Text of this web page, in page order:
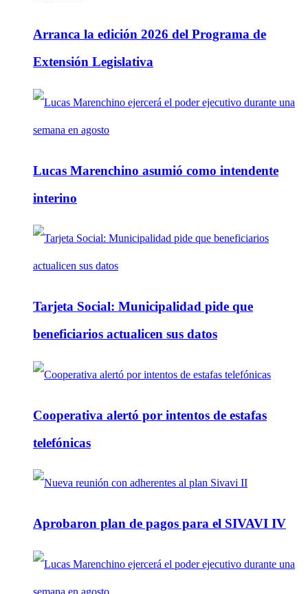
Arranca la edición 2026 del Programa de
Extensión Legislativa
Lucas Marenchino asumió como intendente
interino
Tarjeta Social: Municipalidad pide que
beneficiarios actualicen sus datos
Cooperativa alertó por intentos de estafas
telefónicas
Aprobaron plan de pagos para el SIVAVI IV